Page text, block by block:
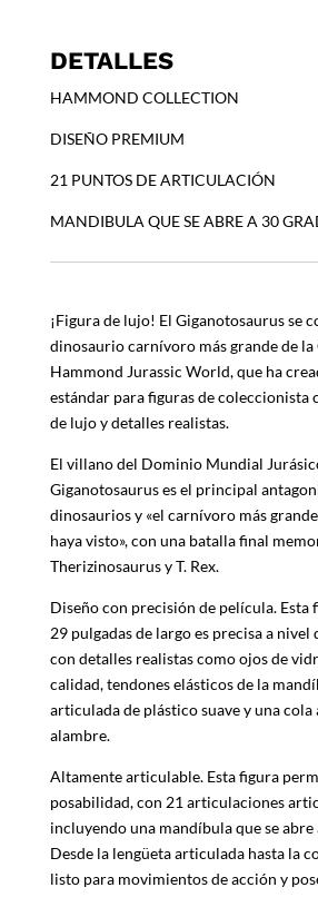
DETALLES
HAMMOND COLLECTION
DISEÑO PREMIUM
21 PUNTOS DE ARTICULACIÓN
MANDIBULA QUE SE ABRE A 30
¡Figura de lujo! El Giganotosaurus se
dinosaurio carnívoro más grande de la
Hammond Jurassic World, que ha
estándar para figuras de coleccionista
de lujo y detalles realistas.
El villano del Dominio Mundial
Giganotosaurus es el principal
dinosaurios y «el carnívoro más
haya visto», con una batalla final
Therizinosaurus y T. Rex.
Diseño con precisión de película. Esta
29 pulgadas de largo es precisa a nivel
con detalles realistas como ojos de
calidad, tendones elásticos de la
articulada de plástico suave y una
alambre.
Altamente articulable. Esta figura
posabilidad, con 21 articulaciones
incluyendo una mandíbula que se abre
Desde la lengüeta articulada hasta la
listo para movimientos de acción y